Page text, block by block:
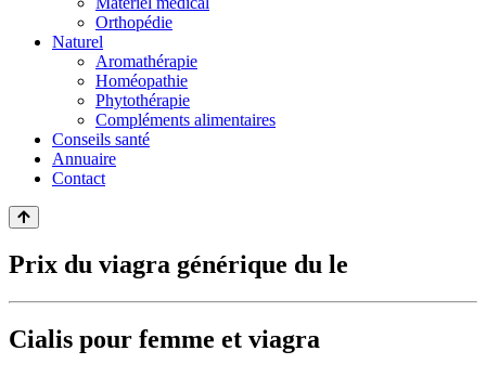
Orthopédie
Naturel
Aromathérapie
Homéopathie
Phytothérapie
Compléments alimentaires
Conseils santé
Annuaire
Contact
Prix du viagra générique du le
Cialis pour femme et viagra